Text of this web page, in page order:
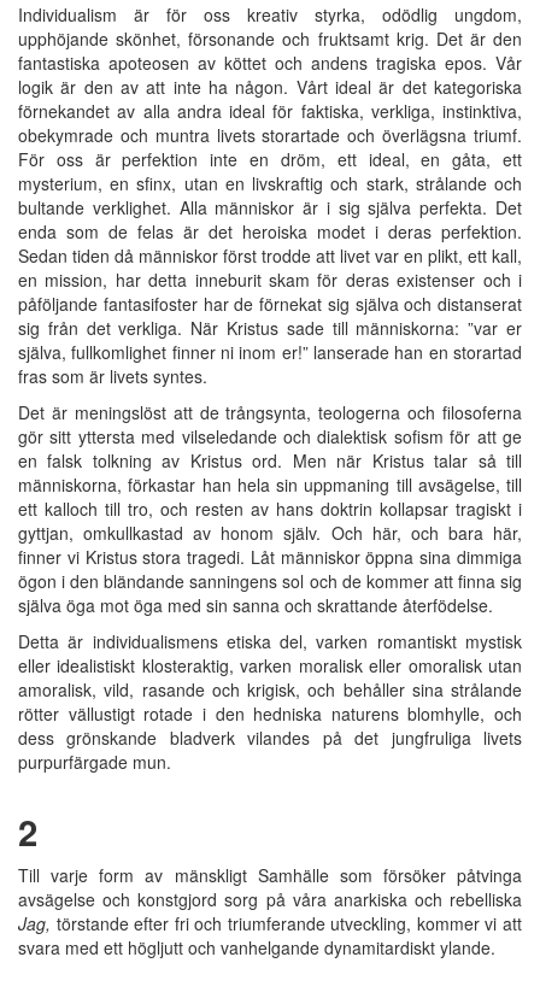
Individualism är för oss kreativ styrka, odödlig ungdom,
upphöjande skönhet, försonande och fruktsamt krig. Det är den
fantastiska apoteosen av köttet och andens tragiska epos. Vår
logik är den av att inte ha någon. Vårt ideal är det kategoriska
förnekandet av alla andra ideal för faktiska, verkliga, instinktiva,
obekymrade och muntra livets storartade och överlägsna triumf.
För oss är perfektion inte en dröm, ett ideal, en gåta, ett
mysterium, en sfinx, utan en livskraftig och stark, strålande och
bultande verklighet. Alla människor är i sig själva perfekta. Det
enda som de felas är det heroiska modet i deras perfektion.
Sedan tiden då människor först trodde att livet var en plikt, ett kall,
en mission, har detta inneburit skam för deras existenser och i
påföljande fantasifoster har de förnekat sig själva och distanserat
sig från det verkliga. När Kristus sade till människorna: ”var er
själva, fullkomlighet finner ni inom er!” lanserade han en storartad
fras som är livets syntes.
Det är meningslöst att de trångsynta, teologerna och filosoferna
gör sitt yttersta med vilseledande och dialektisk sofism för att ge
en falsk tolkning av Kristus ord. Men när Kristus talar så till
människorna, förkastar han hela sin uppmaning till avsägelse, till
ett kalloch till tro, och resten av hans doktrin kollapsar tragiskt i
gyttjan, omkullkastad av honom själv. Och här, och bara här,
finner vi Kristus stora tragedi. Låt människor öppna sina dimmiga
ögon i den bländande sanningens sol och de kommer att finna sig
själva öga mot öga med sin sanna och skrattande återfödelse.
Detta är individualismens etiska del, varken romantiskt mystisk
eller idealistiskt klosteraktig, varken moralisk eller omoralisk utan
amoralisk, vild, rasande och krigisk, och behåller sina strålande
rötter vällustigt rotade i den hedniska naturens blomhylle, och
dess grönskande bladverk vilandes på det jungfruliga livets
purpurfärgade mun.
2
Till varje form av mänskligt Samhälle som försöker påtvinga
avsägelse och konstgjord sorg på våra anarkiska och rebelliska
Jag, törstande efter fri och triumferande utveckling, kommer vi att
svara med ett högljutt och vanhelgande dynamitardiskt ylande.